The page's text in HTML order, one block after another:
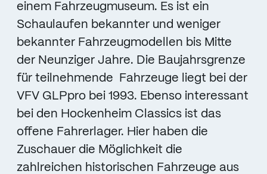
einem Fahrzeugmuseum. Es ist ein
Schaulaufen bekannter und weniger
bekannter Fahrzeugmodellen bis Mitte
der Neunziger Jahre. Die Baujahrsgrenze
für teilnehmende Fahrzeuge liegt bei der
VFV GLPpro bei 1993. Ebenso interessant
bei den Hockenheim Classics ist das
offene Fahrerlager. Hier haben die
Zuschauer die Möglichkeit die
zahlreichen historischen Fahrzeuge aus